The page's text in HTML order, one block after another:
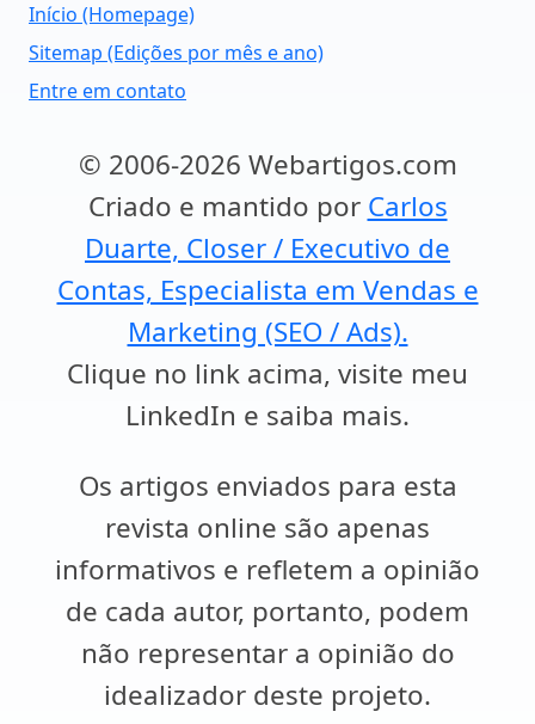
Início (Homepage)
Sitemap (Edições por mês e ano)
Entre em contato
© 2006-2026 Webartigos.com
Criado e mantido por Carlos
Duarte, Closer / Executivo de
Contas, Especialista em Vendas e
Marketing (SEO / Ads).
Clique no link acima, visite meu
LinkedIn e saiba mais.
Os artigos enviados para esta
revista online são apenas
informativos e refletem a opinião
de cada autor, portanto, podem
não representar a opinião do
idealizador deste projeto.